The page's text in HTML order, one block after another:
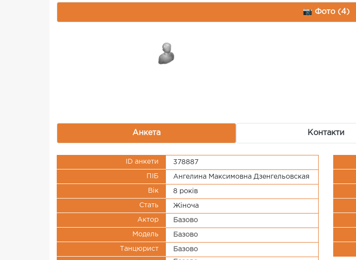
📷 Фото (4)
Анкета Контакти
ID анкети 378887
ПІБ Ангелина Максимовна Дзенгельовская
Вік 8 рокiв
Стать Жіноча
Актор Базово
Модель Базово
Танцюрист Базово